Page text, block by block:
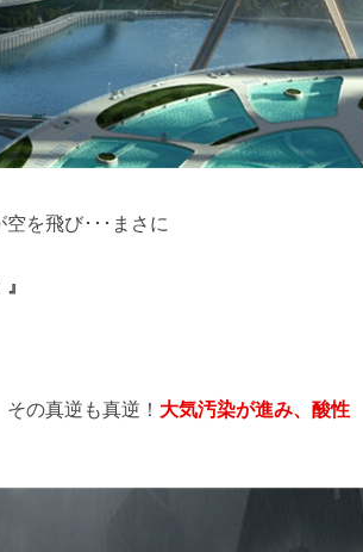
を飛び･･･まさに
の真逆も真逆！ 大気汚染が進み、酸性